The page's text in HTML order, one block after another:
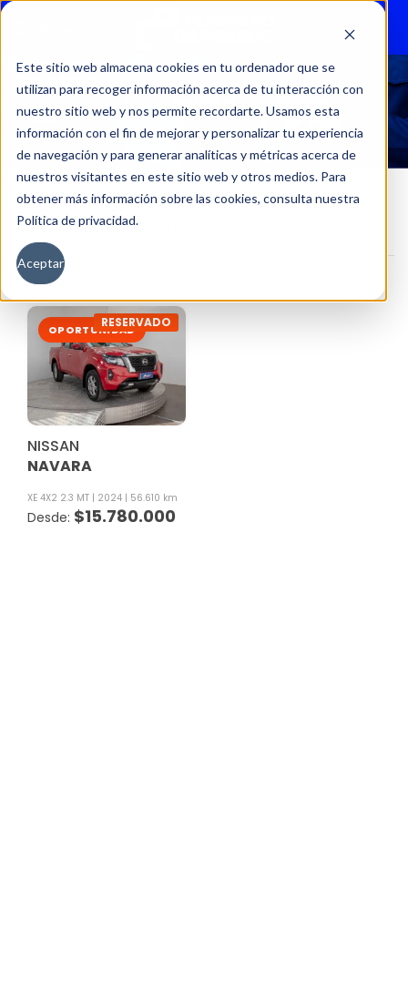
Este sitio web almacena cookies en tu ordenador que se
utilizan para recoger información acerca de tu interacción con
nuestro sitio web y nos permite recordarte. Usamos esta
información con el fin de mejorar y personalizar tu experiencia
de navegación y para generar analíticas y métricas acerca de
nuestros visitantes en este sitio web y otros medios. Para
obtener más información sobre las cookies, consulta nuestra
Política de privacidad.
Aceptar
56610
Inicio Kilometraje del producto
Filtros
OPORTUNIDADRESERVADO
NISSAN
NAVARA
XE 4X2 2.3 MT 2024 56.610 km
$15.780.000